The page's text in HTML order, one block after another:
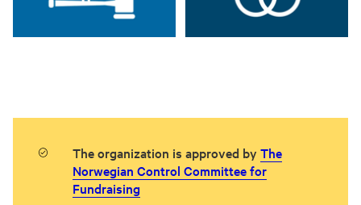
The organization is approved byThe
Norwegian Control Committee for
Fundraising